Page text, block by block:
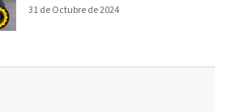
31 de Octubre de 2024